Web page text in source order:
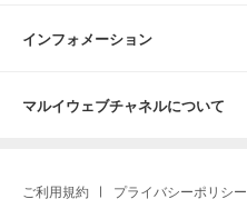
インフォメーション
マルイウェブチャネルについて
ご利用規約 プライバシーポリシー